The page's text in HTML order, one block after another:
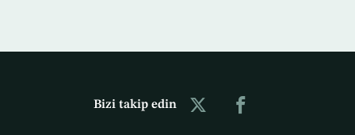
Bizi takip edin